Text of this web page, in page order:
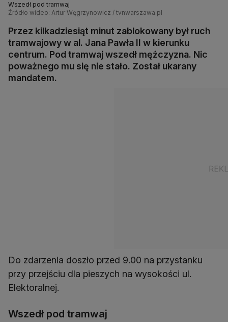
Wszedł pod tramwaj
Źródło wideo: Artur Węgrzynowicz / tvnwarszawa.pl
Przez kilkadziesiąt minut zablokowany był ruch
tramwajowy w al. Jana Pawła II w kierunku
centrum. Pod tramwaj wszedł mężczyzna. Nic
poważnego mu się nie stało. Został ukarany
mandatem.
Do zdarzenia doszło przed 9.00 na przystanku
przy przejściu dla pieszych na wysokości ul.
Elektoralnej.
Wszedł pod tramwaj